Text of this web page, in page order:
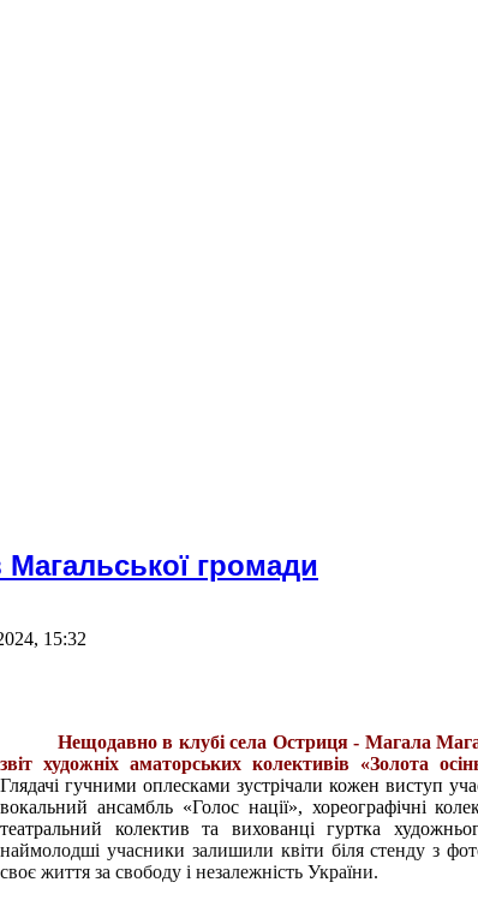
Магальської громади
15:32
Нещодавно в клубі села Остриця - Магала
звіт художніх аматорських колективів «Золота
Глядачі гучними оплесками зустрічали кожен виступ
вокальний ансамбль «Голос нації», хореографічні
театральний колектив та вихованці гуртка
наймолодші учасники залишили квіти біля стенду з
своє життя за свободу і незалежність України.